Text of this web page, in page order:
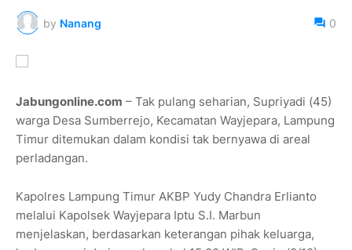
by Nanang 0
Jabungonline.com – Tak pulang seharian, Supriyadi (45)
warga Desa Sumberrejo, Kecamatan Wayjepara, Lampung
Timur ditemukan dalam kondisi tak bernyawa di areal
perladangan.
Kapolres Lampung Timur AKBP Yudy Chandra Erlianto
melalui Kapolsek Wayjepara Iptu S.I. Marbun
menjelaskan, berdasarkan keterangan pihak keluarga,